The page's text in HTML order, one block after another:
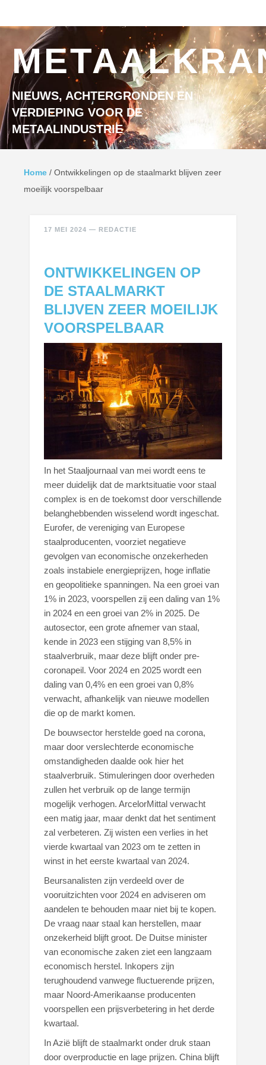
NIEUWS, ACHTERGRONDEN EN
VERDIEPING VOOR DE
METAALINDUSTRIE
Home / Ontwikkelingen op de staalmarkt blijven zeer
moeilijk voorspelbaar
17 MEI 2024 — REDACTIE
ONTWIKKELINGEN OP
DE STAALMARKT
BLIJVEN ZEER MOEILIJK
VOORSPELBAAR
In het Staaljournaal van mei wordt eens te
meer duidelijk dat de marktsituatie voor staal
complex is en de toekomst door verschillende
belanghebbenden wisselend wordt ingeschat.
Eurofer, de vereniging van Europese
staalproducenten, voorziet negatieve
gevolgen van economische onzekerheden
zoals instabiele energieprijzen, hoge inflatie
en geopolitieke spanningen. Na een groei van
1% in 2023, voorspellen zij een daling van 1%
in 2024 en een groei van 2% in 2025. De
autosector, een grote afnemer van staal,
kende in 2023 een stijging van 8,5% in
staalverbruik, maar deze blijft onder pre-
coronapeil. Voor 2024 en 2025 wordt een
daling van 0,4% en een groei van 0,8%
verwacht, afhankelijk van nieuwe modellen
die op de markt komen.
De bouwsector herstelde goed na corona,
maar door verslechterde economische
omstandigheden daalde ook hier het
staalverbruik. Stimuleringen door overheden
zullen het verbruik op de lange termijn
mogelijk verhogen. ArcelorMittal verwacht
een matig jaar, maar denkt dat het sentiment
zal verbeteren. Zij wisten een verlies in het
vierde kwartaal van 2023 om te zetten in
winst in het eerste kwartaal van 2024.
Beursanalisten zijn verdeeld over de
vooruitzichten voor 2024 en adviseren om
aandelen te behouden maar niet bij te kopen.
De vraag naar staal kan herstellen, maar
onzekerheid blijft groot. De Duitse minister
van economische zaken ziet een langzaam
economisch herstel. Inkopers zijn
terughoudend vanwege fluctuerende prijzen,
maar Noord-Amerikaanse producenten
voorspellen een prijsverbetering in het derde
kwartaal.
In Azië blijft de staalmarkt onder druk staan
door overproductie en lage prijzen. China blijft